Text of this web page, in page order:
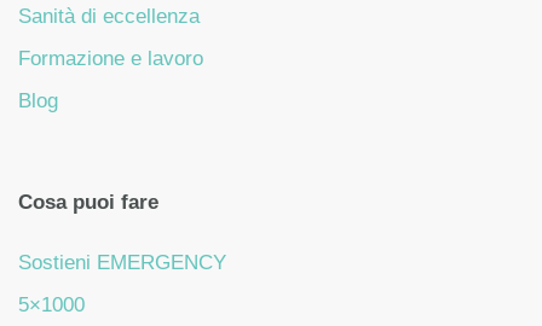
Sanità di eccellenza
Formazione e lavoro
Blog
Cosa puoi fare
Sostieni EMERGENCY
5×1000